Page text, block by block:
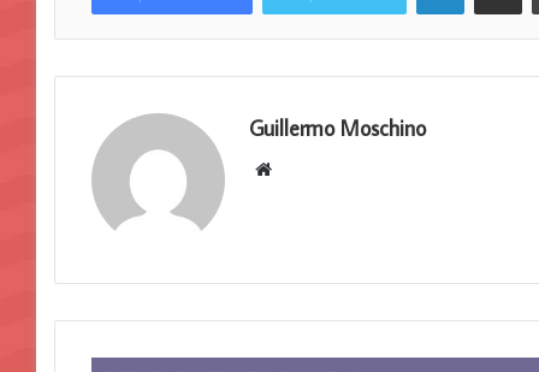
Guillermo Moschino
Sitio